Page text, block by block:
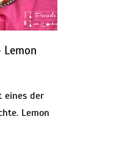
Lemon
eines der
Lemon